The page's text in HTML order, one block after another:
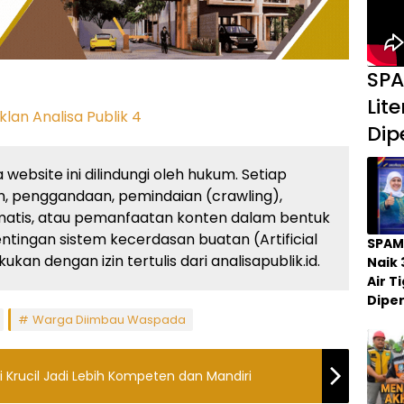
ini dilindungi oleh hukum. Setiap
penggandaan, pemindaian (crawling),
atau pemanfaatan konten dalam bentuk
sistem kecerdasan buatan (Artificial
dengan izin tertulis dari analisapublik.id.
Warga Diimbau Waspada
Jadi Lebih Kompeten dan Mandiri
Naik
Air